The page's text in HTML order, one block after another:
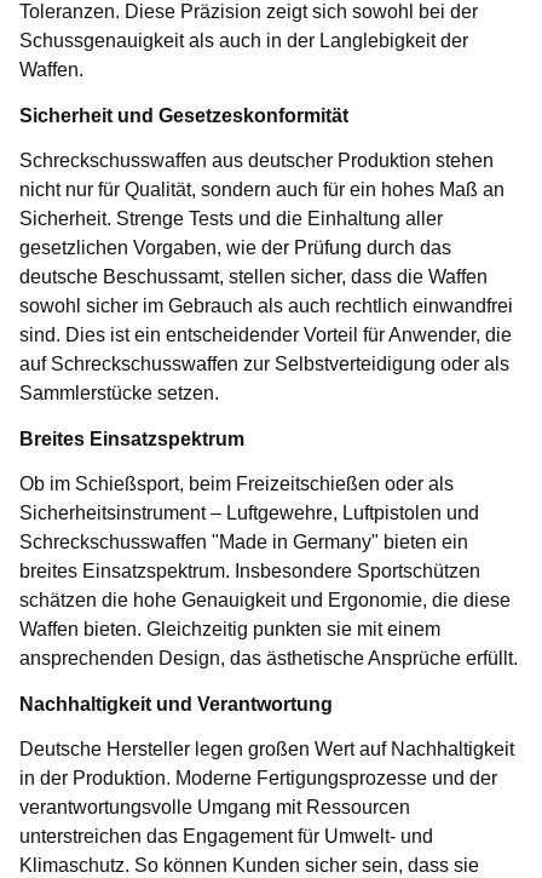
Toleranzen. Diese Präzision zeigt sich sowohl bei der
Schussgenauigkeit als auch in der Langlebigkeit der
Waffen.
Sicherheit und Gesetzeskonformität
Schreckschusswaffen aus deutscher Produktion stehen
nicht nur für Qualität, sondern auch für ein hohes Maß an
Sicherheit. Strenge Tests und die Einhaltung aller
gesetzlichen Vorgaben, wie der Prüfung durch das
deutsche Beschussamt, stellen sicher, dass die Waffen
sowohl sicher im Gebrauch als auch rechtlich einwandfrei
sind. Dies ist ein entscheidender Vorteil für Anwender, die
auf Schreckschusswaffen zur Selbstverteidigung oder als
Sammlerstücke setzen.
Breites Einsatzspektrum
Ob im Schießsport, beim Freizeitschießen oder als
Sicherheitsinstrument – Luftgewehre, Luftpistolen und
Schreckschusswaffen "Made in Germany" bieten ein
breites Einsatzspektrum. Insbesondere Sportschützen
schätzen die hohe Genauigkeit und Ergonomie, die diese
Waffen bieten. Gleichzeitig punkten sie mit einem
ansprechenden Design, das ästhetische Ansprüche erfüllt.
Nachhaltigkeit und Verantwortung
Deutsche Hersteller legen großen Wert auf Nachhaltigkeit
in der Produktion. Moderne Fertigungsprozesse und der
verantwortungsvolle Umgang mit Ressourcen
unterstreichen das Engagement für Umwelt- und
Klimaschutz. So können Kunden sicher sein, dass sie